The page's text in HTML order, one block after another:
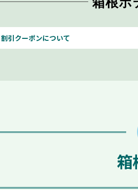
割引クーポンについて
箱